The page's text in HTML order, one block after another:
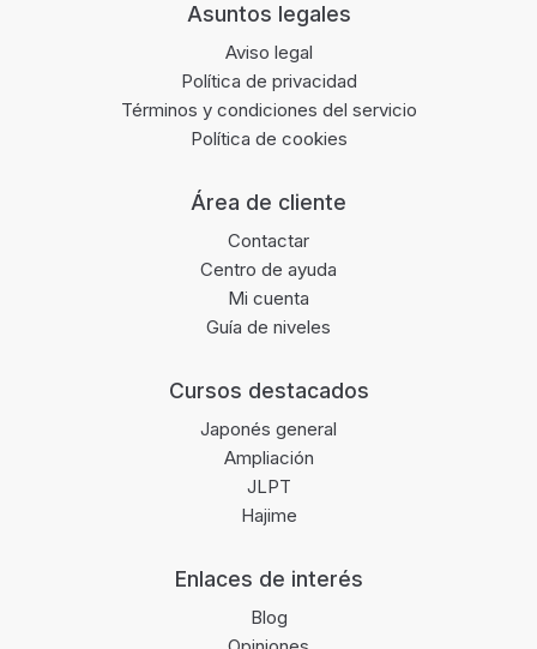
Asuntos legales
Aviso legal
Política de privacidad
Términos y condiciones del servicio
Política de cookies
Área de cliente
Contactar
Centro de ayuda
Mi cuenta
Guía de niveles
Cursos destacados
Japonés general
Ampliación
JLPT
Hajime
Enlaces de interés
Blog